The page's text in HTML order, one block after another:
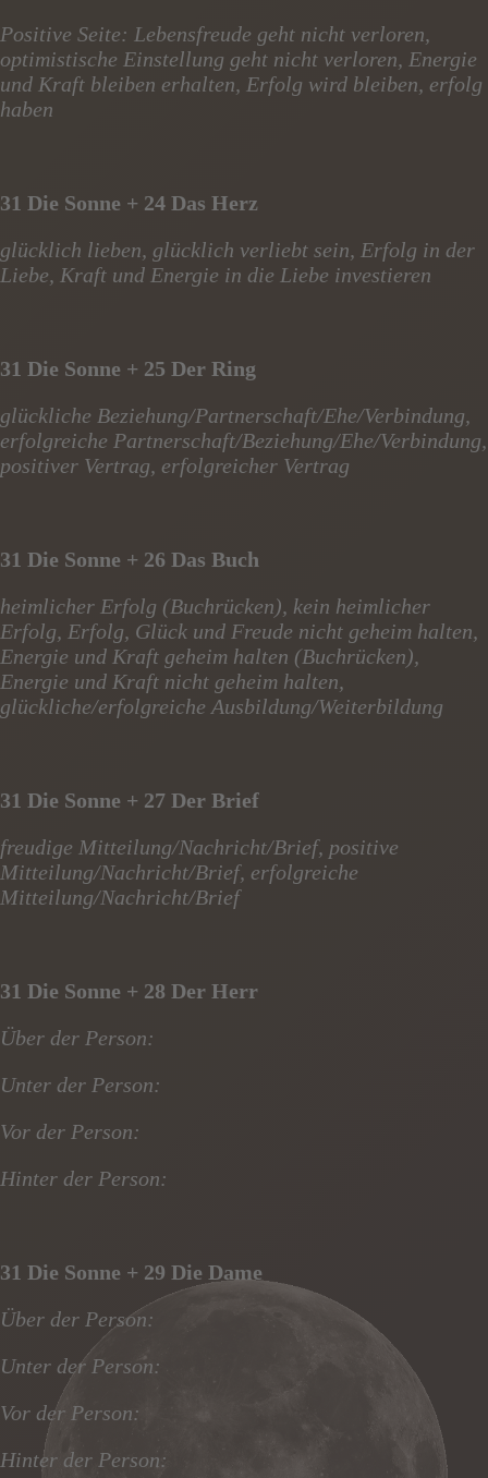
Positive Seite: Lebensfreude geht nicht verloren,
optimistische Einstellung geht nicht verloren, Energie
und Kraft bleiben erhalten, Erfolg wird bleiben, erfolg
haben
31 Die Sonne + 24 Das Herz
glücklich lieben, glücklich verliebt sein, Erfolg in der
Liebe, Kraft und Energie in die Liebe investieren
31 Die Sonne + 25 Der Ring
glückliche Beziehung/Partnerschaft/Ehe/Verbindung,
erfolgreiche Partnerschaft/Beziehung/Ehe/Verbindung,
positiver Vertrag, erfolgreicher Vertrag
31 Die Sonne + 26 Das Buch
heimlicher Erfolg (Buchrücken), kein heimlicher
Erfolg, Erfolg, Glück und Freude nicht geheim halten,
Energie und Kraft geheim halten (Buchrücken),
Energie und Kraft nicht geheim halten,
glückliche/erfolgreiche Ausbildung/Weiterbildung
31 Die Sonne + 27 Der Brief
freudige Mitteilung/Nachricht/Brief, positive
Mitteilung/Nachricht/Brief, erfolgreiche
Mitteilung/Nachricht/Brief
31 Die Sonne + 28 Der Herr
Über der Person:
Unter der Person:
Vor der Person:
Hinter der Person:
31 Die Sonne + 29 Die Dame
Über der Person:
Unter der Person:
Vor der Person:
Hinter der Person: